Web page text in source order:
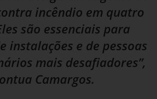
incêndio em quatro
são essenciais para
instalações e de pessoas
mais desafiadores”,
Camargos.